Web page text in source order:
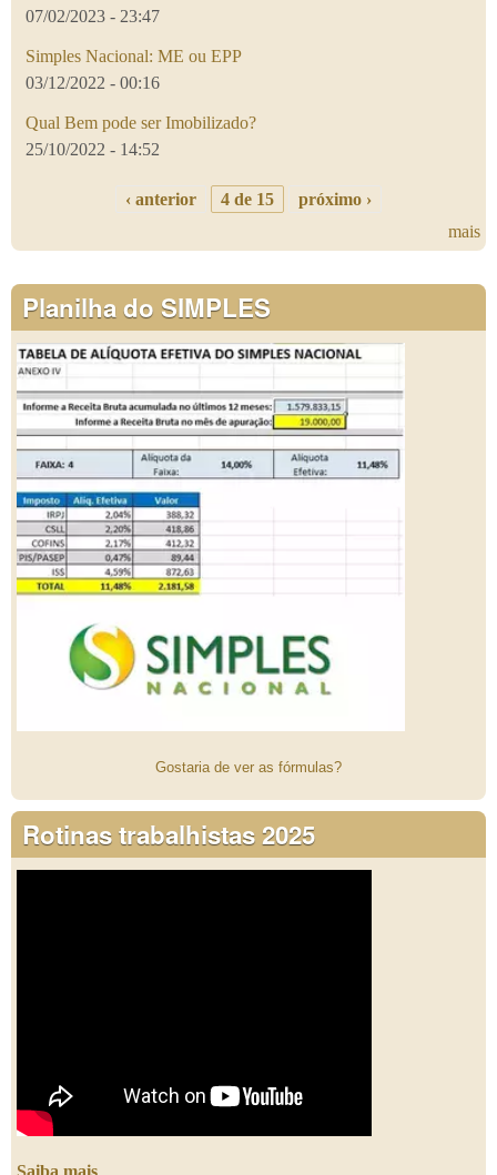
07/02/2023 - 23:47
Simples Nacional: ME ou EPP
03/12/2022 - 00:16
Qual Bem pode ser Imobilizado?
25/10/2022 - 14:52
‹ anterior 4 de 15
próximo ›
mais
Planilha do SIMPLES
Gostaria de ver as fórmulas?
Rotinas trabalhistas 2025
Saiba mais